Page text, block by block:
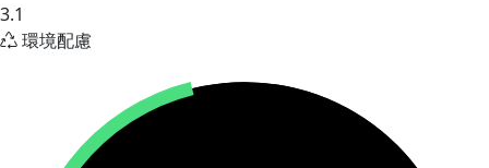
3.1
環境配慮